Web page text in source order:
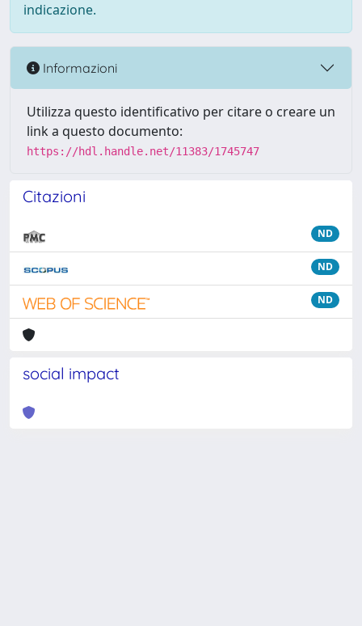
indicazione.
Informazioni
Utilizza questo identificativo per citare o creare un
link a questo documento:
https://hdl.handle.net/11383/1745747
Citazioni
ND
ND
ND
social impact